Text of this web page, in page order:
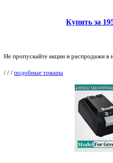
Купить за
Не пропускайте акции и распродажи в
/ / / подобные товары